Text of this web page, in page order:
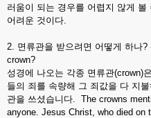
러움이 되는 경우를 어렵지 않게
어려운 것이다.
2. 면류관을 받으려면 어떻게 하나
crown?
성경에 나오는 각종 면류관(crown)
들의 죄를 속량해 그 죄값을 다 지
관을 쓰셨습니다. The crowns
anyone. Jesus Christ, who died